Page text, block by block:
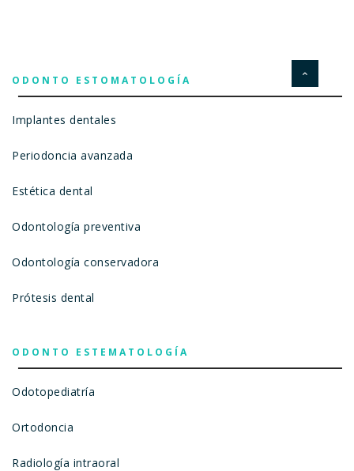
ODONTO ESTOMATOLOGÍA
Implantes dentales
Periodoncia avanzada
Estética dental
Odontología preventiva
Odontología conservadora
Prótesis dental
ODONTO ESTEMATOLOGÍA
Odotopediatría
Ortodoncia
Radiología intraoral